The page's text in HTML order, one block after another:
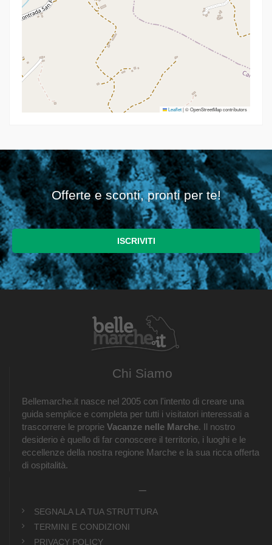
Leaflet|© OpenStreetMap contributors
Offerte e sconti, pronti per te!
Chi Siamo
Bellemarche.it nasce nel 2005 con l'intento di creare una
guida semplice e completa per tutti i visitatori interessati a
trascorrere le proprie Vacanze nelle Marche. Il nostro
desiderio è quello di far conoscere il territorio, i luoghi e le
eccellenze della nostra regione Marche e la sua ricca offerta
di ospitalità.
SEGNALA LA TUA STRUTTURA
TERMINI E CONDIZIONI
PRIVACY POLICY